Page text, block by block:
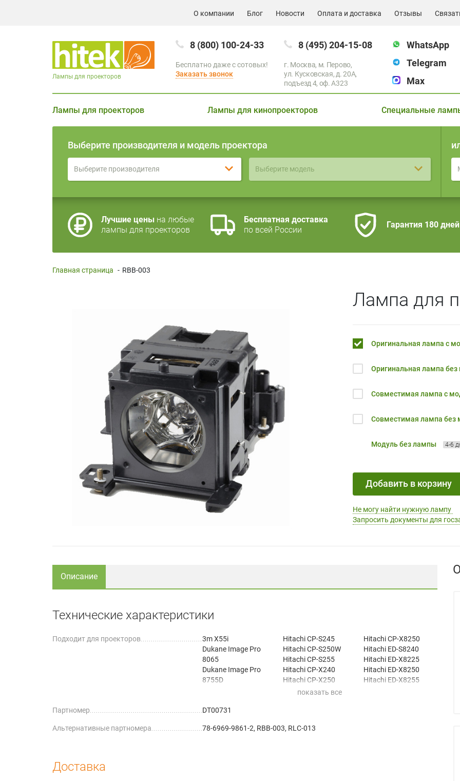
О компании Блог Новости Оплата и доставка Отзывы
8 (800) 100-24-33
Бесплатно даже с сотовых!
Заказать звонок
8 (495) 204-15-08
г. Москва, м. Перово,
ул. Кусковская, д. 20А,
подъезд 4, оф. A323
WhatsApp
Telegram
Max
Лампы для проекторов
Лампы для проекторов Лампы для кинопроекторов Специальные
Выберите производителя и модель проектора
Выберите производителя Выберите модель
Лучшие цены на любые
лампы для проекторов
Бесплатная доставка
по всей России
Гарантия 180 дней
Главная страница - RBB-003
Лампа для
Оригинальная лампа с
Оригинальная лампа без
Совместимая лампа с
Совместимая лампа без
Модуль без лампы 4-6
Добавить в корзину
Не могу найти нужную лампу
Запросить документы для
Описание
Технические характеристики
Подходит для проекторов
3m X55i
Dukane Image Pro
8065
Dukane Image Pro
8755D
Elmo EDP-X350
Hitachi CP-HX2075
Hitachi CP-S245
Hitachi CP-S250W
Hitachi CP-S255
Hitachi CP-X240
Hitachi CP-X250
Hitachi CP-X250J
Hitachi CP-X255
Hitachi CP-X8250
Hitachi ED-S8240
Hitachi ED-X8225
Hitachi ED-X8250
Hitachi ED-X8255
Партномер DT00731
Альтернативные партномера 78-6969-9861-2, RBB-003, RLC-013
Доставка